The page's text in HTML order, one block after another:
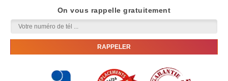
On vous rappelle gratuitement